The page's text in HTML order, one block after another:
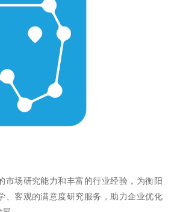
市场研究能力和丰富的行业经验，为衡阳
、客观的满意度研究服务，助力企业优化